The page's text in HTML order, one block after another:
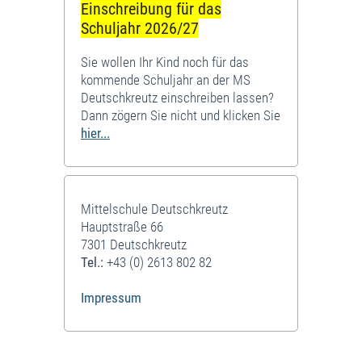
Einschreibung für das
Schuljahr 2026/27
Sie wollen Ihr Kind noch für das
kommende Schuljahr an der MS
Deutschkreutz einschreiben lassen?
Dann zögern Sie nicht und klicken Sie
hier...
Mittelschule Deutschkreutz
Hauptstraße 66
7301 Deutschkreutz
Tel.: +43 (0) 2613 802 82
Impressum